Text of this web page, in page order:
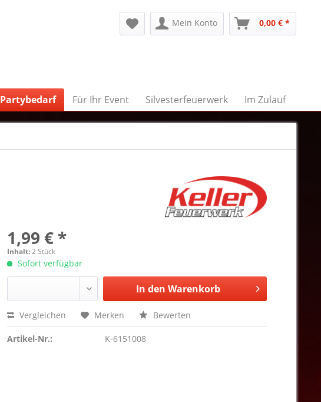
Mein Konto 0,00 € *
Partybedarf Für Ihr Event Silvesterfeuerwerk Im Zulauf
1,99 € *
Inhalt:2 Stück
Sofort verfügbar
In den Warenkorb
Vergleichen Merken Bewerten
Artikel-Nr.: K-6151008